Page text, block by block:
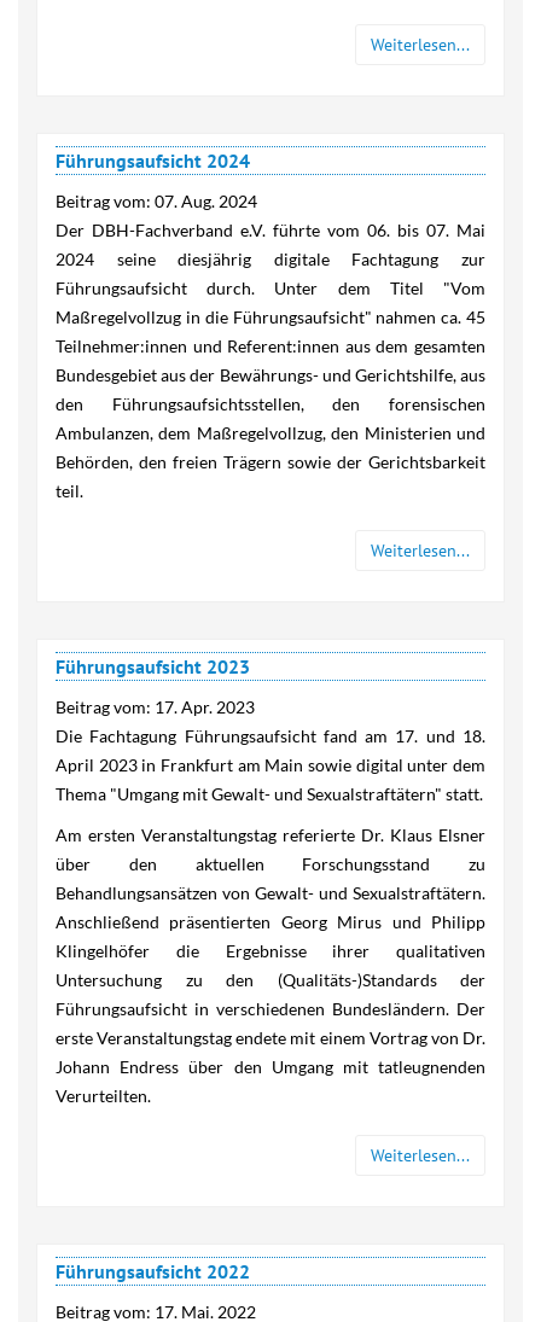
Weiterlesen...
Führungsaufsicht 2024
Beitrag vom: 07. Aug. 2024
Der DBH-Fachverband e.V. führte vom 06. bis 07. Mai
2024 seine diesjährig digitale Fachtagung zur
Führungsaufsicht durch. Unter dem Titel "Vom
Maßregelvollzug in die Führungsaufsicht" nahmen ca. 45
Teilnehmer:innen und Referent:innen aus dem gesamten
Bundesgebiet aus der Bewährungs- und Gerichtshilfe, aus
den Führungsaufsichtsstellen, den forensischen
Ambulanzen, dem Maßregelvollzug, den Ministerien und
Behörden, den freien Trägern sowie der Gerichtsbarkeit
teil.
Weiterlesen...
Führungsaufsicht 2023
Beitrag vom: 17. Apr. 2023
Die Fachtagung Führungsaufsicht fand am 17. und 18.
April 2023 in Frankfurt am Main sowie digital unter dem
Thema "Umgang mit Gewalt- und Sexualstraftätern" statt.
Am ersten Veranstaltungstag referierte Dr. Klaus Elsner
über den aktuellen Forschungsstand zu
Behandlungsansätzen von Gewalt- und Sexualstraftätern.
Anschließend präsentierten Georg Mirus und Philipp
Klingelhöfer die Ergebnisse ihrer qualitativen
Untersuchung zu den (Qualitäts-)Standards der
Führungsaufsicht in verschiedenen Bundesländern. Der
erste Veranstaltungstag endete mit einem Vortrag von Dr.
Johann Endress über den Umgang mit tatleugnenden
Verurteilten.
Weiterlesen...
Führungsaufsicht 2022
Beitrag vom: 17. Mai. 2022